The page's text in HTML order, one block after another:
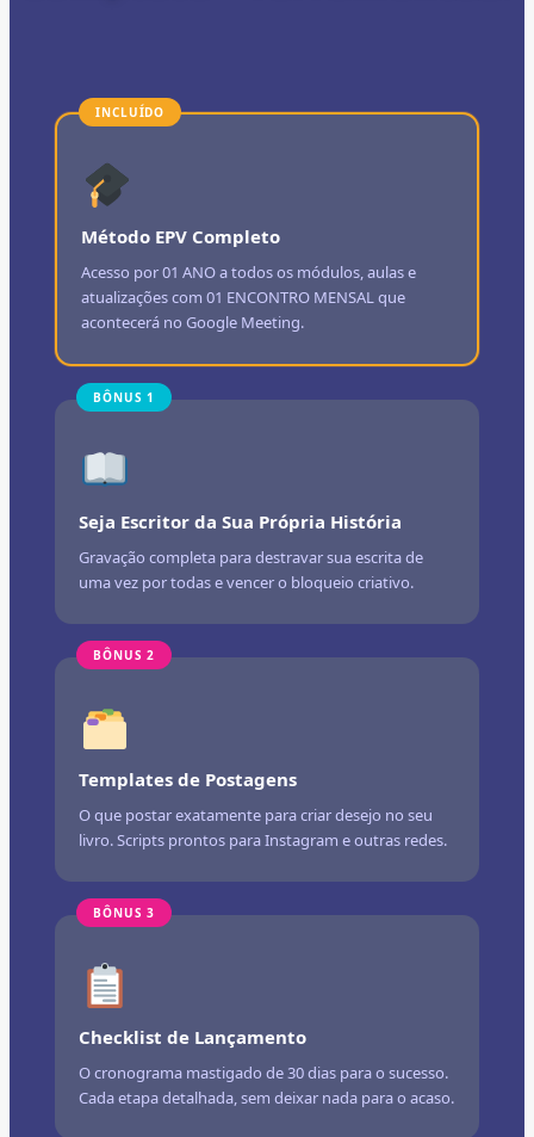
INCLUÍDO
Método EPV Completo
Acesso por 01 ANO a todos os módulos, aulas e
atualizações com 01 ENCONTRO MENSAL que
acontecerá no Google Meeting.
BÔNUS 1
Seja Escritor da Sua Própria História
Gravação completa para destravar sua escrita de
uma vez por todas e vencer o bloqueio criativo.
BÔNUS 2
Templates de Postagens
O que postar exatamente para criar desejo no seu
livro. Scripts prontos para Instagram e outras redes.
BÔNUS 3
Checklist de Lançamento
O cronograma mastigado de 30 dias para o sucesso.
Cada etapa detalhada, sem deixar nada para o acaso.